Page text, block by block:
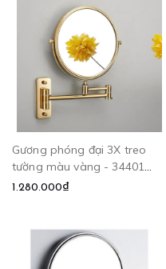
Gương phóng đại 3X treo
tường màu vàng - 34401
CLEANMAX
1.280.000₫